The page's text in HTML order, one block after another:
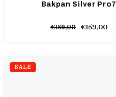
Bakpan Silver Pro7
€189,00 €159,00
SALE